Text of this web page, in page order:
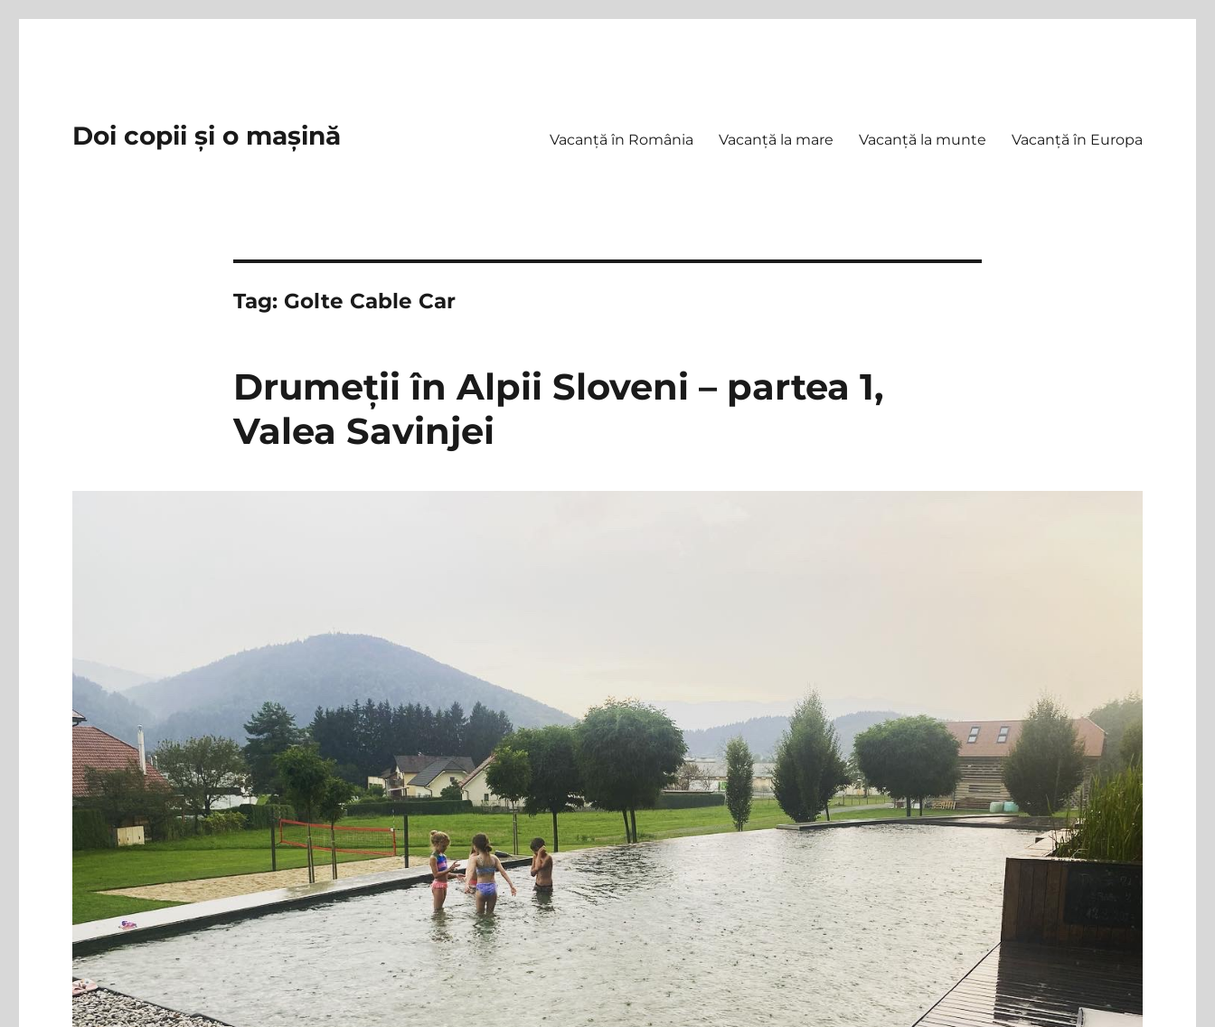
Doi copii și o mașină Vacanță în România Vacanță la mare Vacanță la munte Vacanță în Europa
Tag: Golte Cable Car
Drumeții în Alpii Sloveni – partea 1,
Valea Savinjei